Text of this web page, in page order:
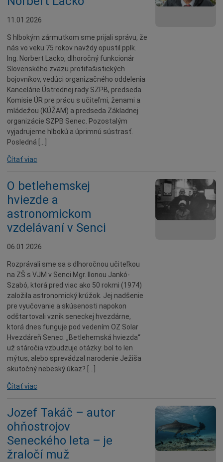
11.01.2026
S hlbokým zármutkom sme prijali správu, že
nás vo veku 75 rokov navždy opustil pplk.
Ing. Norbert Lacko, dlhoročný funkcionár
Slovenského zväzu protifašistických
bojovníkov, vedúci organizačného oddelenia
Kancelárie Ústrednej rady SZPB, predseda
Komisie ÚR pre prácu s učiteľmi, ženami a
mládežou (KÚŽAM) a predseda Základnej
organizácie SZPB Senec. Pozostalým
vyjadrujeme hlbokú a úprimnú sústrasť.
Posledná […]
Čítať viac
O betlehemskej
hviezde a
astronomickom
vzdelávaní v Senci
06.01.2026
Rozprávali sme sa s dlhoročnou učiteľkou
na ZŠ s VJM v Senci Mgr. Ilonou Jankó-
Szabó, ktorá pred viac ako 50 rokmi (1974)
založila astronomický krúžok. Jej nadšenie
pre vyučovanie a skúsenosti napokon
odštartovali vznik seneckej hvezdárne,
ktorá dnes funguje pod vedením OZ Solar
Hvezdáreň Senec. „Betlehemská hviezda“
už stáročia vzbudzuje otázky: bol to len
mýtus, alebo sprevádzal narodenie Ježiša
skutočný nebeský úkaz? […]
Čítať viac
Jozef Takáč – autor
ohňostrojov
Seneckého leta – je
žraločí muž